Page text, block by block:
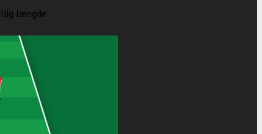
længde